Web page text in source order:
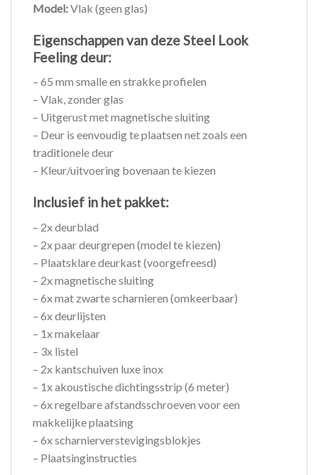
Model:Vlak (geen glas)
Eigenschappen van deze Steel Look
Feeling deur:
– 65 mm smalle en strakke profielen
– Vlak, zonder glas
– Uitgerust met magnetische sluiting
– Deur is eenvoudig te plaatsen net zoals een
traditionele deur
– Kleur/uitvoering bovenaan te kiezen
Inclusief in het pakket:
– 2x deurblad
– 2x paar deurgrepen (model te kiezen)
– Plaatsklare deurkast (voorgefreesd)
– 2x magnetische sluiting
– 6x mat zwarte scharnieren (omkeerbaar)
– 6x deurlijsten
– 1x makelaar
– 3x listel
– 2x kantschuiven luxe inox
– 1x akoustische dichtingsstrip (6 meter)
– 6x regelbare afstandsschroeven voor een
makkelijke plaatsing
– 6x scharnierverstevigingsblokjes
– Plaatsinginstructies